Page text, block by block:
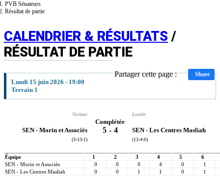
PVB Sénateurs
Résultat de partie
CALENDRIER & RÉSULTATS /
RÉSULTAT DE PARTIE
Partager cette page : Share
Lundi 15 juin 2026 - 19:00
Terrain 1
Visiteur
SEN - Morin et Associés
(3-13-1)
Complétée
5 - 4
Locale
SEN - Les Centres Masliah
(13-4-0)
Équipe 1 2 3 4 5
6
SEN - Morin et Associés
0 0 0 4 0
1
SEN - Les Centres Masliah
0 0 1 1 0 1